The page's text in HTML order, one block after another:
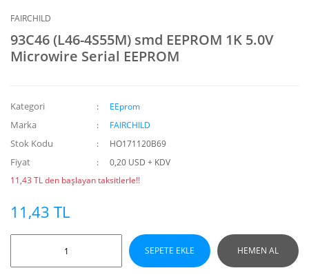
FAIRCHILD
93C46 (L46-4S55M) smd EEPROM 1K 5.0V
Microwire Serial EEPROM
Kategori EEprom
Marka FAIRCHILD
Stok Kodu HO171120B69
Fiyat
0,20 USD + KDV
11,43 TL den başlayan taksitlerle!!
11,43 TL
SEPETE EKLE HEMEN AL